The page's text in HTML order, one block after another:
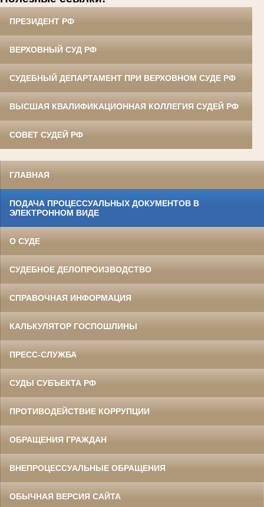
ПРЕЗИДЕНТ РФ
ВЕРХОВНЫЙ СУД РФ
СУДЕБНЫЙ ДЕПАРТАМЕНТ ПРИ ВЕРХОВНОМ СУДЕ РФ
ВЫСШАЯ КВАЛИФИКАЦИОННАЯ КОЛЛЕГИЯ СУДЕЙ РФ
СОВЕТ СУДЕЙ РФ
ГЛАВНАЯ
ПОДАЧА ПРОЦЕССУАЛЬНЫХ ДОКУМЕНТОВ В
ЭЛЕКТРОННОМ ВИДЕ
О СУДЕ
СУДЕБНОЕ ДЕЛОПРОИЗВОДСТВО
СПРАВОЧНАЯ ИНФОРМАЦИЯ
КАЛЬКУЛЯТОР ГОСПОШЛИНЫ
ПРЕСС-СЛУЖБА
СУДЫ СУБЪЕКТА РФ
ПРОТИВОДЕЙСТВИЕ КОРРУПЦИИ
ОБРАЩЕНИЯ ГРАЖДАН
ВНЕПРОЦЕССУАЛЬНЫЕ ОБРАЩЕНИЯ
ОБЫЧНАЯ ВЕРСИЯ САЙТА